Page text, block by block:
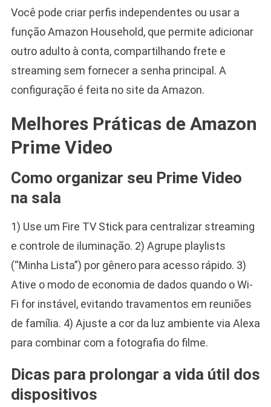
Você pode criar perfis independentes ou usar a
função Amazon Household, que permite adicionar
outro adulto à conta, compartilhando frete e
streaming sem fornecer a senha principal. A
configuração é feita no site da Amazon.
Melhores Práticas de Amazon
Prime Video
Como organizar seu Prime Video
na sala
1) Use um Fire TV Stick para centralizar streaming
e controle de iluminação. 2) Agrupe playlists
(“Minha Lista”) por gênero para acesso rápido. 3)
Ative o modo de economia de dados quando o Wi-
Fi for instável, evitando travamentos em reuniões
de família. 4) Ajuste a cor da luz ambiente via Alexa
para combinar com a fotografia do filme.
Dicas para prolongar a vida útil dos
dispositivos